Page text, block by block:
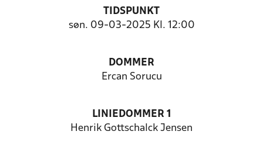
TIDSPUNKT
søn. 09-03-2025 Kl. 12:00
DOMMER
Ercan Sorucu
LINIEDOMMER 1
Henrik Gottschalck Jensen